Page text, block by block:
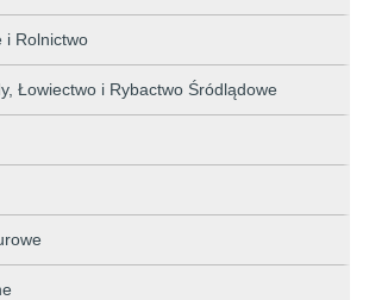
i Rolnictwo
Łowiectwo i Rybactwo Śródlądowe